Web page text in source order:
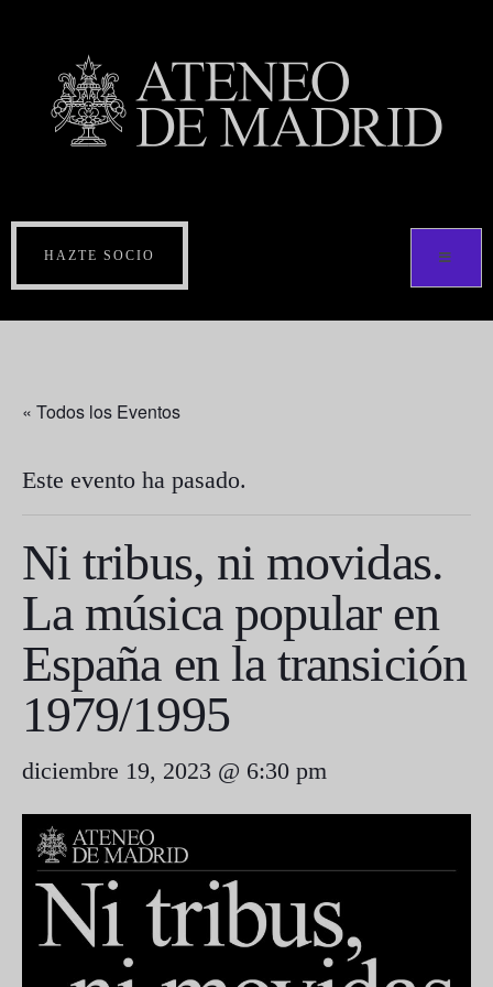
HAZTE SOCIO
« Todos los Eventos
Este evento ha pasado.
Ni tribus, ni movidas.
La música popular en
España en la transición
1979/1995
diciembre 19, 2023 @ 6:30 pm